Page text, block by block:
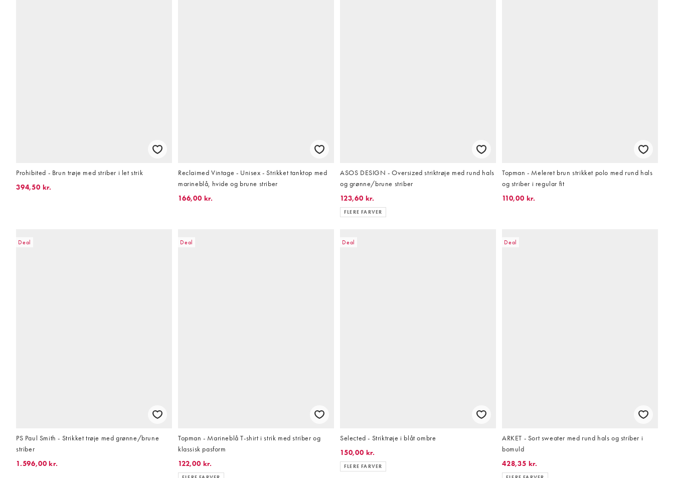
Prohibited - Brun trøje med striber i let strik
394,50 kr.
Reclaimed Vintage - Unisex - Strikket tanktop med
marineblå, hvide og brune striber
166,00 kr.
ASOS DESIGN - Oversized striktrøje med rund hals
og grønne/brune striber
123,60 kr.
FLERE FARVER
Topman - Meleret brun strikket polo med rund hals
og striber i regular fit
110,00 kr.
Deal
PS Paul Smith - Strikket trøje med grønne/brune
striber
1.596,00 kr.
Deal
Topman - Marineblå T-shirt i strik med striber og
klassisk pasform
122,00 kr.
Deal
Selected - Striktrøje i blåt ombre
150,00 kr.
FLERE FARVER
Deal
ARKET - Sort sweater med rund hals og striber i
bomuld
428,35 kr.